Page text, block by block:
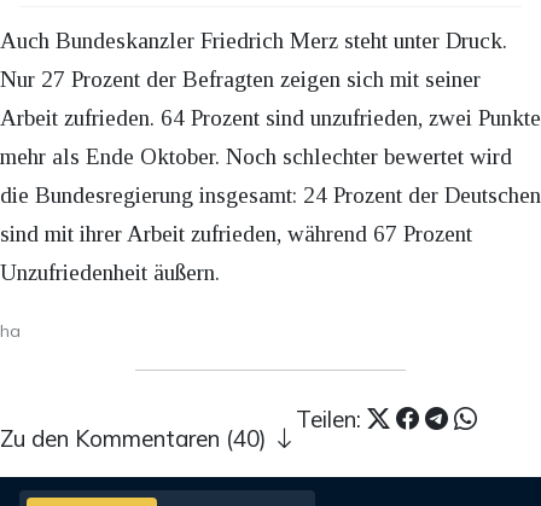
Auch Bundeskanzler Friedrich Merz steht unter Druck.
Nur 27 Prozent der Befragten zeigen sich mit seiner
Arbeit zufrieden. 64 Prozent sind unzufrieden, zwei Punkte
mehr als Ende Oktober. Noch schlechter bewertet wird
die Bundesregierung insgesamt: 24 Prozent der Deutschen
sind mit ihrer Arbeit zufrieden, während 67 Prozent
Unzufriedenheit äußern.
ha
Teilen:
Zu den Kommentaren (40)